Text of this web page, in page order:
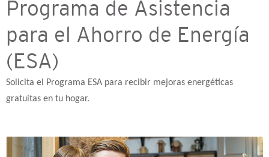
Programa de Asistencia
para el Ahorro de Energía
(ESA)
Solicita el Programa ESA para recibir mejoras energéticas
gratuitas en tu hogar.